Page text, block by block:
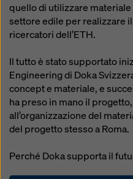
quello di utilizzare
settore edile per realizzare
ricercatori dell’ETH.
Il tutto è stato supportato
Engineering di Doka
concept e materiale, e
ha preso in mano il
all’organizzazione del
del progetto stesso a Roma.
Perché Doka supporta il
modificando le vostre
cliccando su impostazioni
sito web e utilizzando le
qualsiasi momento, con
indicarne il motivo,
in fondo a questo sito web.
Potete trovare ulteriori
nella nostra informativa
inoltre la possibilità di